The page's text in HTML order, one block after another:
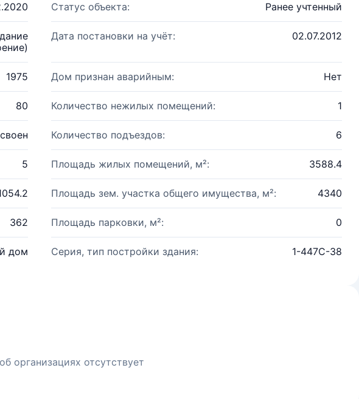
Статус объекта: Ранее учтенный
Дата постановки на учёт: 02.07.2012
1975 Дом признан аварийным: Нет
80 Количество нежилых помещений: 1
Количество подъездов: 6
5 Площадь жилых помещений, м²: 3588.4
Площадь зем. участка общего имущества, м²: 4340
362 Площадь парковки, м²: 0
дом Серия, тип постройки здания: 1-447С-38
организациях отсутствует